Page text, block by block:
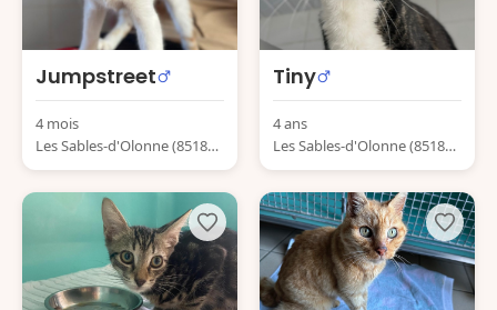
Jumpstreet
4 mois
Les Sables-d'Olonne (85180)
France
Tiny
4 ans
Les Sables-d'Olonne (85180)
France